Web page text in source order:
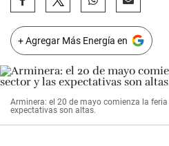
+ Agregar Más Energía en
Arminera: el 20 de mayo comienza la
expectativas son altas.